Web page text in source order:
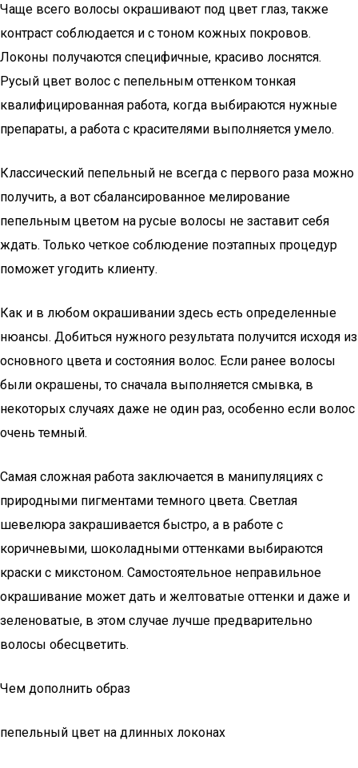
Чаще всего волосы окрашивают под цвет глаз, также
контраст соблюдается и с тоном кожных покровов.
Локоны получаются специфичные, красиво лоснятся.
Русый цвет волос с пепельным оттенком тонкая
квалифицированная работа, когда выбираются нужные
препараты, а работа с красителями выполняется умело.
Классический пепельный не всегда с первого раза можно
получить, а вот сбалансированное мелирование
пепельным цветом на русые волосы не заставит себя
ждать. Только четкое соблюдение поэтапных процедур
поможет угодить клиенту.
Как и в любом окрашивании здесь есть определенные
нюансы. Добиться нужного результата получится исходя из
основного цвета и состояния волос. Если ранее волосы
были окрашены, то сначала выполняется смывка, в
некоторых случаях даже не один раз, особенно если волос
очень темный.
Самая сложная работа заключается в манипуляциях с
природными пигментами темного цвета. Светлая
шевелюра закрашивается быстро, а в работе с
коричневыми, шоколадными оттенками выбираются
краски с микстоном. Самостоятельное неправильное
окрашивание может дать и желтоватые оттенки и даже и
зеленоватые, в этом случае лучше предварительно
волосы обесцветить.
Чем дополнить образ
пепельный цвет на длинных локонах